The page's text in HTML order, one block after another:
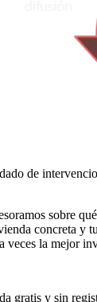
de
sobre
concreta y
veces la mejor
gratis y sin